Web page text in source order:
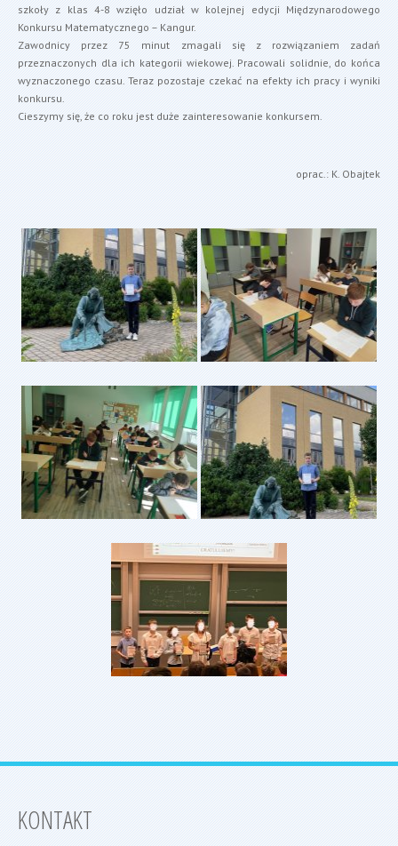
szkoły z klas 4-8 wzięło udział w kolejnej edycji Międzynarodowego
Konkursu Matematycznego – Kangur.
Zawodnicy przez 75 minut zmagali się z rozwiązaniem zadań
przeznaczonych dla ich kategorii wiekowej. Pracowali solidnie, do końca
wyznaczonego czasu. Teraz pozostaje czekać na efekty ich pracy i wyniki
konkursu.
Cieszymy się, że co roku jest duże zainteresowanie konkursem.
oprac.: K. Obajtek
KONTAKT